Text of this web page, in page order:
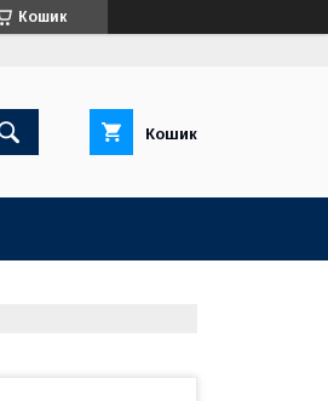
Кошик
Кошик